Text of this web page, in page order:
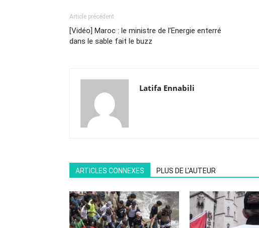
Article précédent
[Vidéo] Maroc : le ministre de l’Energie enterré
dans le sable fait le buzz
Latifa Ennabili
ARTICLES CONNEXES PLUS DE L'AUTEUR